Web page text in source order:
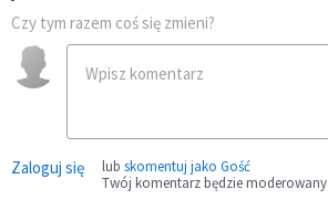
Czy tym razem coś się zmieni?
Zaloguj się lub skomentuj jako Gość
Twój komentarz będzie moderowany